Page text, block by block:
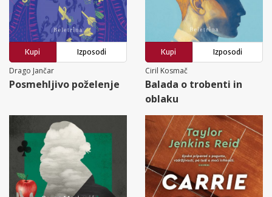
Kupi
Izposodi
Drago Jančar
Posmehljivo poželenje
Kupi
Izposodi
Ciril Kosmač
Balada o trobenti in
oblaku